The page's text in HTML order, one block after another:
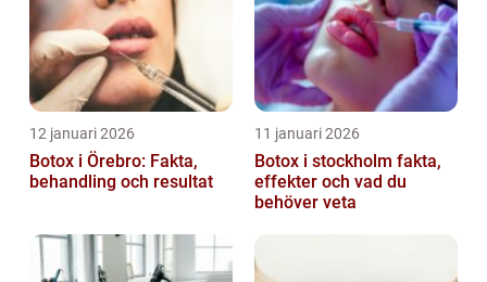
12 januari 2026
Botox i Örebro: Fakta,
behandling och resultat
11 januari 2026
Botox i stockholm fakta,
effekter och vad du
behöver veta